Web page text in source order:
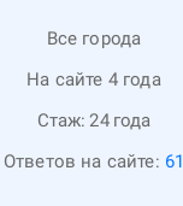
Все города
На сайте 4 года
Стаж: 24 года
Ответов на сайте: 61